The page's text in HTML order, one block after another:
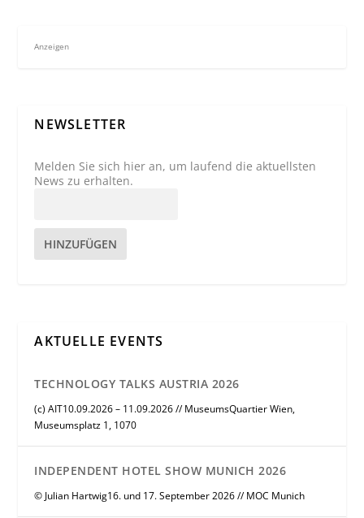
Anzeigen
NEWSLETTER
Melden Sie sich hier an, um laufend die aktuellsten
News zu erhalten.
HINZUFÜGEN
AKTUELLE EVENTS
TECHNOLOGY TALKS AUSTRIA 2026
(c) AIT10.09.2026 – 11.09.2026 // MuseumsQuartier Wien,
Museumsplatz 1, 1070
INDEPENDENT HOTEL SHOW MUNICH 2026
© Julian Hartwig16. und 17. September 2026 // MOC Munich